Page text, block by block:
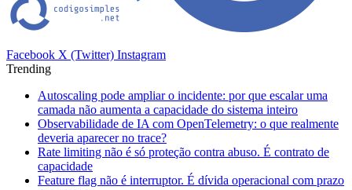
Facebook X (Twitter) Instagram
Trending
Autoscaling pode ampliar o incidente: por que escalar uma
camada não aumenta a capacidade do sistema inteiro
Observabilidade de IA com OpenTelemetry: o que realmente
deveria aparecer no trace?
Rate limiting não é só proteção contra abuso. É contrato de
capacidade
Feature flag não é interruptor. É dívida operacional com prazo